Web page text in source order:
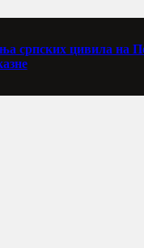
српских цивила на